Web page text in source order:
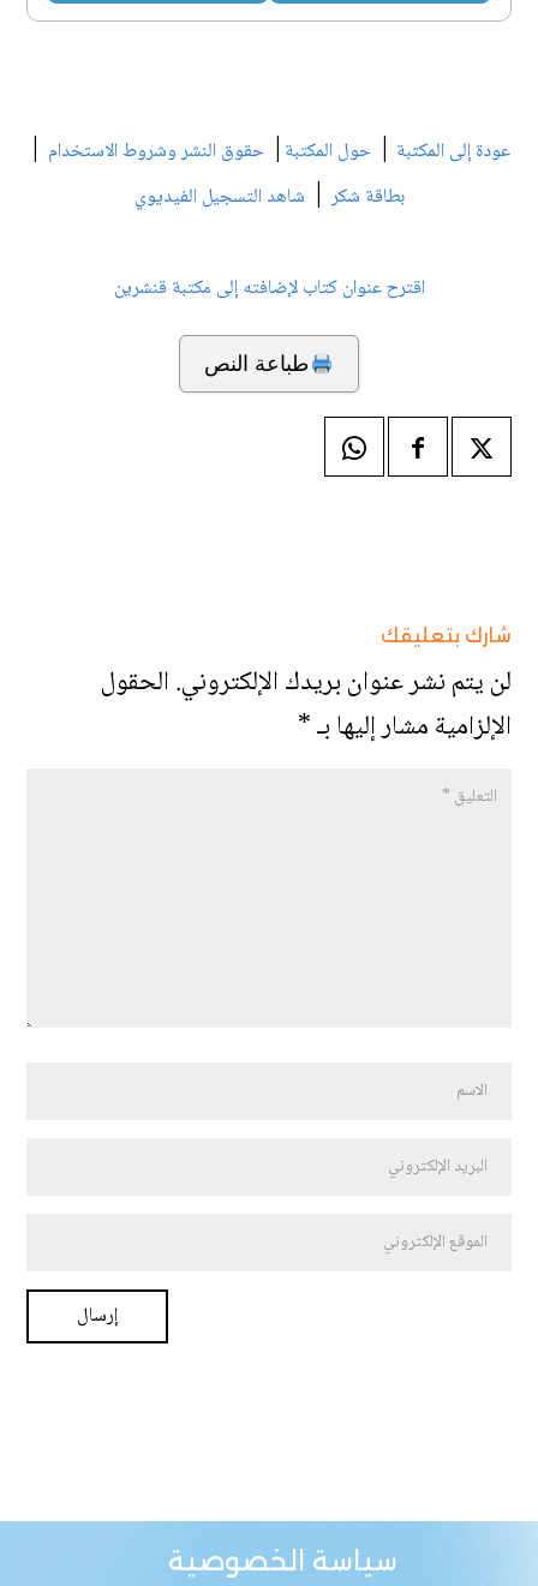
عودة إلى المكتبة | حول المكتبة | حقوق النشر وشروط الاستخدام |
بطاقة شكر| شاهد التسجيل الفيديوي
اقترح عنوان كتاب لإضافته إلى مكتبة قنشرين
طباعة النص
شارك بتعليقك
لن يتم نشر عنوان بريدك الإلكتروني.الحقول
الإلزامية مشار إليها بـ*
سياسة الخصوصية